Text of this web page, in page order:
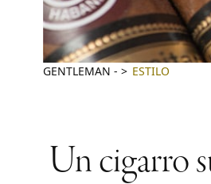
GENTLEMAN - ESTILO
Un cigarro